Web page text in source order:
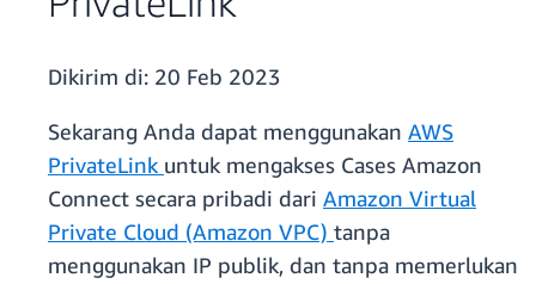
Dikirim di: 20 Feb 2023
Sekarang Anda dapat menggunakan AWS
PrivateLink untuk mengakses Cases Amazon
Connect secara pribadi dari Amazon Virtual
Private Cloud (Amazon VPC) tanpa
menggunakan IP publik, dan tanpa memerlukan